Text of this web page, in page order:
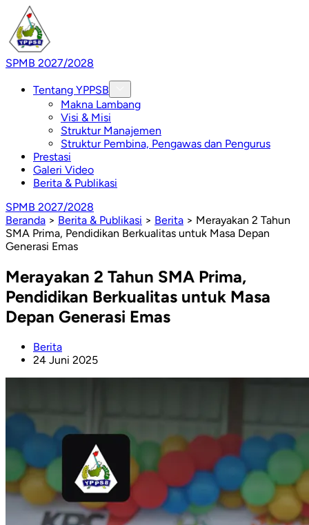
SPMB 2027/2028
Tentang YPPSB
Makna Lambang
Visi & Misi
Struktur Manajemen
Struktur Pembina, Pengawas dan Pengurus
Prestasi
Galeri Video
Berita & Publikasi
SPMB 2027/2028
Beranda > Berita & Publikasi > Berita > Merayakan 2 Tahun
SMA Prima, Pendidikan Berkualitas untuk Masa Depan
Generasi Emas
Merayakan 2 Tahun SMA Prima,
Pendidikan Berkualitas untuk Masa
Depan Generasi Emas
Berita
24 Juni 2025